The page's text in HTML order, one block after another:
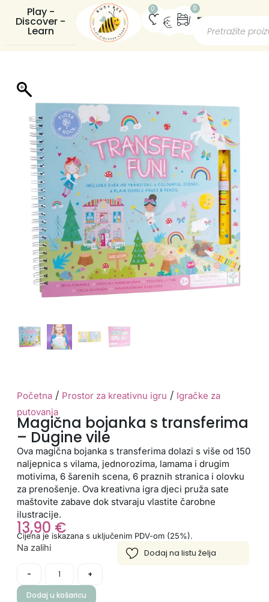
Play -
Discover -
Learn
0 0
Početna/ Prostor za kreativnu igru / Igračke za
putovanja
Magična bojanka s transferima
– Dugine vile
Ova magična bojanka s transferima dolazi s više od 150
naljepnica s vilama, jednorozima, lamama i drugim
motivima, 6 šarenih scena, 6 praznih stranica i olovku
za prenošenje. Ova kreativna igra djeci pruža sate
maštovite zabave dok stvaraju vlastite čarobne
ilustracije.
13,90€
Cijena je iskazana s uključenim PDV-om (25%).
Na zalihi
- +
Dodaj u košaricu